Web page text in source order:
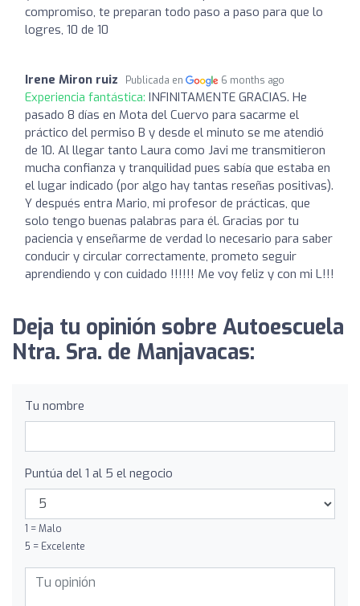
compromiso, te preparan todo paso a paso para que lo
logres, 10 de 10
Irene Miron ruiz Publicada en 6 months ago
Experiencia fantástica: INFINITAMENTE GRACIAS. He
pasado 8 días en Mota del Cuervo para sacarme el
práctico del permiso B y desde el minuto se me atendió
de 10. Al llegar tanto Laura como Javi me transmitieron
mucha confianza y tranquilidad pues sabía que estaba en
el lugar indicado (por algo hay tantas reseñas positivas).
Y después entra Mario, mi profesor de prácticas, que
solo tengo buenas palabras para él. Gracias por tu
paciencia y enseñarme de verdad lo necesario para saber
conducir y circular correctamente, prometo seguir
aprendiendo y con cuidado !!!!!! Me voy feliz y con mi L!!!
Deja tu opinión sobre Autoescuela
Ntra. Sra. de Manjavacas:
Tu nombre
Puntúa del 1 al 5 el negocio
1 = Malo
5 = Excelente